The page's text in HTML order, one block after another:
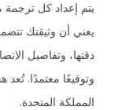
يتم إعداد كل ترجمة
يعني أن وثيقتك
دقتها، وتفاصيل
وتوقيعًا معتمدًا. تُعد
المملكة المتحدة.